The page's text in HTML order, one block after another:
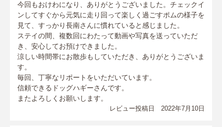
今回もおけわになり、ありがとうございました。チェックイ
ンしてすぐから元気に走り回って楽しく過ごすポムの様子を
見て、すっかり長南さんに慣れていると感じました。
ステイの間、複数回にわたって動画や写真を送っていただ
き、安心してお預けできました。
涼しい時間帯にお散歩もしていただき、ありがとうございま
す。
毎回、丁寧なリポートをいただいています。
信頼できるドッグハギーさんです。
またよろしくお願いします。
レビュー投稿日 2022年7月10日